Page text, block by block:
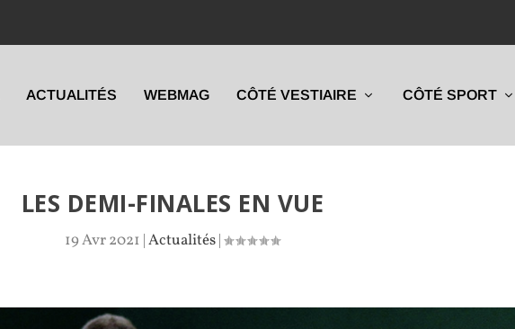
ACTUALITÉS WEBMAG CÔTÉ VESTIAIRE CÔTÉ SPORT
LES DEMI-FINALES EN VUE
19 Avr 2021 |Actualités|